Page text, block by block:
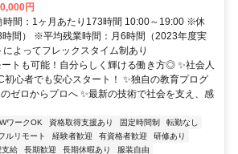
円
時間：1ヶ月あたり173時間 10:00～19:00 ※休
間） ※平均残業時間：月6時間（2023年度実
よってフレックスタイム制あり
トも可能！自分らしく輝ける働き方◎ ✨社会人
初心者でも安心スタート！ ✨独自の教育プログ
ゼロからプロへ ✨最新の技術で社会を支え、感
ワークOK 資格取得支援あり 固定時間制
転勤なし
ルリモート 経験者歓迎 有資格者歓迎
研修あり
支給 長期歓迎 長期休暇あり 服装自由